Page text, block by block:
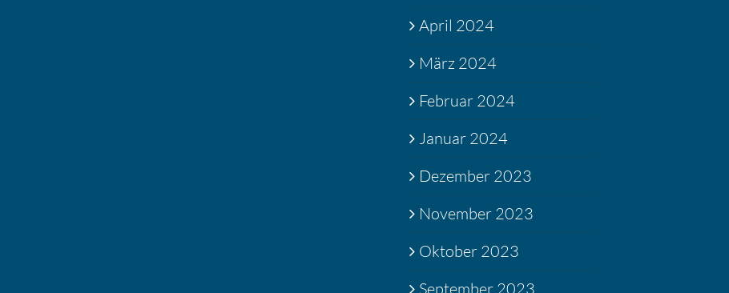
April 2024
März 2024
Februar 2024
Januar 2024
Dezember 2023
November 2023
Oktober 2023
September 2023